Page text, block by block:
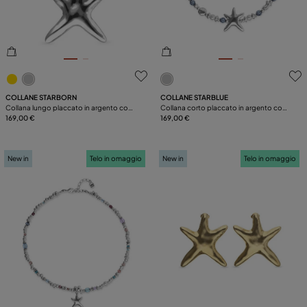
4,4 su 5 valutazioni dei clienti
COLLANE STARBORN
Collana lungo placcato in argento con
stella marina
169,00 €
3,2 su 5 valutazioni dei
COLLANE STARBLUE
Collana corto placcato in argento con
cristalli e stella marina grande
169,00 €
New in Telo in omaggio New in Telo in omaggio